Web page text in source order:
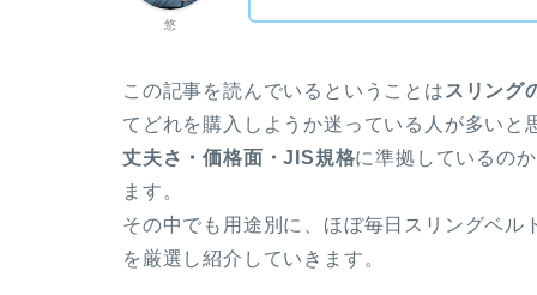
悠
この記事を読んでいるということは スリング
てどれを購入しようか迷っている人が多いと
丈夫さ・価格面・JIS規格に準拠しているの
ます。
その中でも用途別に、ほぼ毎日スリングベ
を厳選し紹介していきます。